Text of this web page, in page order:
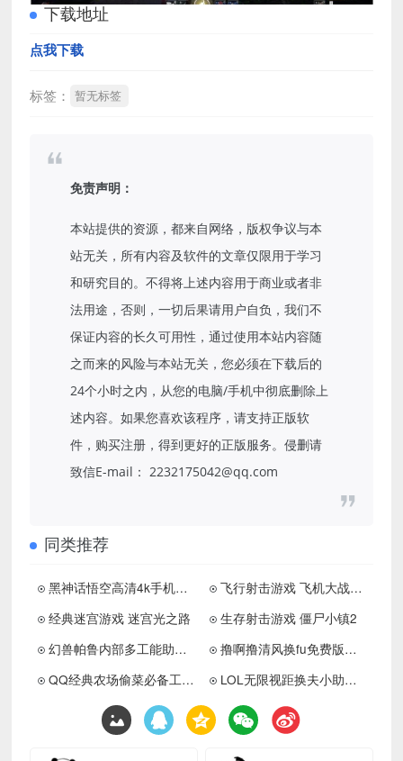
下载地址
点我下载
标签： 暂无标签
免责声明：
本站提供的资源，都来自网络，版权争议与本
站无关，所有内容及软件的文章仅限用于学习
和研究目的。不得将上述内容用于商业或者非
法用途，否则，一切后果请用户自负，我们不
保证内容的长久可用性，通过使用本站内容随
之而来的风险与本站无关，您必须在下载后的
24个小时之内，从您的电脑/手机中彻底删除上
述内容。如果您喜欢该程序，请支持正版软
件，购买注册，得到更好的正版服务。侵删请
致信E-mail： 2232175042@qq.com
同类推荐
黑神话悟空高清4k手机电脑壁纸下载
飞行射击游戏 飞机大战25号
经典迷宫游戏 迷宫光之路
生存射击游戏 僵尸小镇2
幻兽帕鲁内部多工能助手，支持多平台
撸啊撸清风换fu免费版工具下载26.5
QQ经典农场偷菜必备工具 - 批量算时间 / 多好友管理 / 手机电脑通用
LOL无限视距换夫小助手15.7.1国服版下载 更新置顶